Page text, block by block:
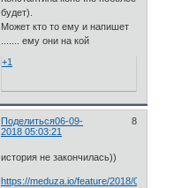
будет).
Может кто то ему и напишет
....... ему они на кой
+1
Поделиться 8
06-09-
2018 05:03:21
история не закончилась))
https://meduza.io/feature/2018/09/05/ly